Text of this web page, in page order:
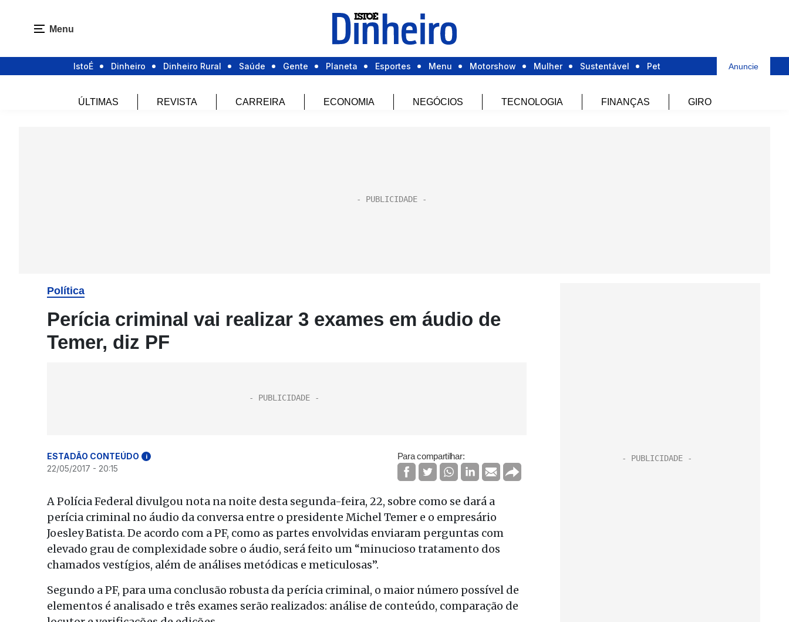
Menu
IstoÉ Dinheiro Dinheiro Rural Saúde Gente Planeta Esportes Menu Motorshow Mulher Sustentável Pet Anuncie
ÚLTIMAS REVISTA CARREIRA ECONOMIA NEGÓCIOS TECNOLOGIA FINANÇAS GIRO
Política
Perícia criminal vai realizar 3 exames em áudio de
Temer, diz PF
ESTADÃO CONTEÚDO i
22/05/2017 - 20:15
Para compartilhar:
A Polícia Federal divulgou nota na noite desta segunda-feira, 22, sobre como se dará a
perícia criminal no áudio da conversa entre o presidente Michel Temer e o empresário
Joesley Batista. De acordo com a PF, como as partes envolvidas enviaram perguntas com
elevado grau de complexidade sobre o áudio, será feito um “minucioso tratamento dos
chamados vestígios, além de análises metódicas e meticulosas”.
Segundo a PF, para uma conclusão robusta da perícia criminal, o maior número possível de
elementos é analisado e três exames serão realizados: análise de conteúdo, comparação de